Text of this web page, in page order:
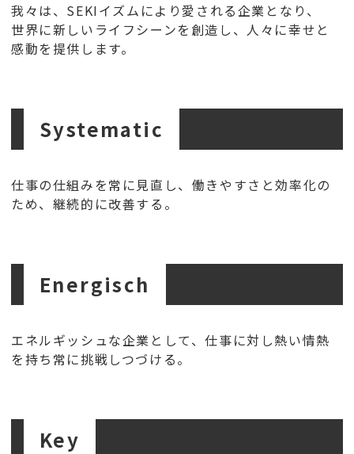
我々は、SEKIイズムにより愛される企業となり、
世界に新しいライフシーンを創造し、人々に幸せと
感動を提供します。
Systematic
仕事の仕組みを常に見直し、働きやすさと効率化の
ため、継続的に改善する。
Energisch
エネルギッシュな企業として、仕事に対し熱い情熱
を持ち常に挑戦しつづける。
Key